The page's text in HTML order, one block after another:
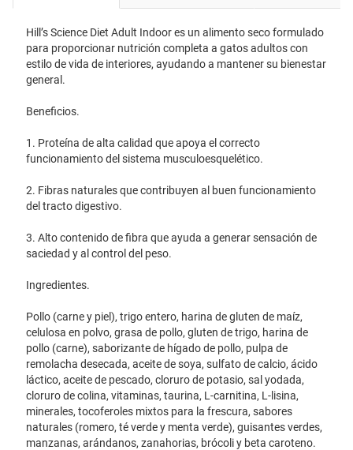
Hill’s Science Diet Adult Indoor es un alimento seco formulado
para proporcionar nutrición completa a gatos adultos con
estilo de vida de interiores, ayudando a mantener su bienestar
general.
Beneficios.
1. Proteína de alta calidad que apoya el correcto
funcionamiento del sistema musculoesquelético.
2. Fibras naturales que contribuyen al buen funcionamiento
del tracto digestivo.
3. Alto contenido de fibra que ayuda a generar sensación de
saciedad y al control del peso.
Ingredientes.
Pollo (carne y piel), trigo entero, harina de gluten de maíz,
celulosa en polvo, grasa de pollo, gluten de trigo, harina de
pollo (carne), saborizante de hígado de pollo, pulpa de
remolacha desecada, aceite de soya, sulfato de calcio, ácido
láctico, aceite de pescado, cloruro de potasio, sal yodada,
cloruro de colina, vitaminas, taurina, L-carnitina, L-lisina,
minerales, tocoferoles mixtos para la frescura, sabores
naturales (romero, té verde y menta verde), guisantes verdes,
manzanas, arándanos, zanahorias, brócoli y beta caroteno.